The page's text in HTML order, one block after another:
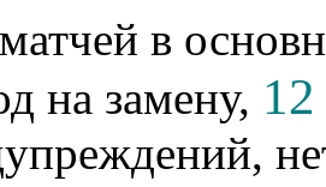
в
на замену, 12